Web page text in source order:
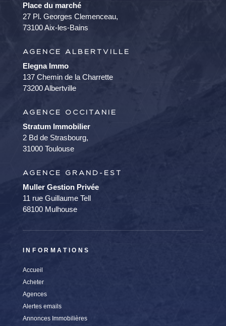
Place du marché
27 Pl. Georges Clemenceau,
73100 Aix-les-Bains
AGENCE ALBERTVILLE
Elegna Immo
137 Chemin de la Charrette
73200 Albertville
AGENCE OCCITANIE
Stratum Immobilier
2 Bd de Strasbourg,
31000 Toulouse
AGENCE GRAND-EST
Muller Gestion Privée
11 rue Guillaume Tell
68100 Mulhouse
INFORMATIONS
Accueil
Acheter
Agences
Alertes emails
Annonces Immobilières